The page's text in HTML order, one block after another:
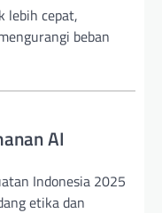
lebih cepat,
beban
AI
Indonesia 2025
etika dan